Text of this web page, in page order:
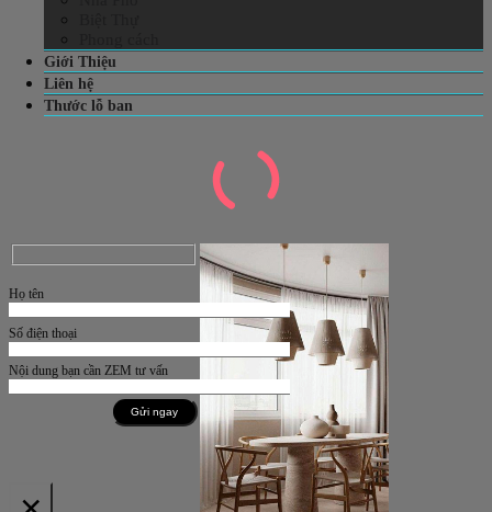
Giới Thiệu
Liên hệ
Thước lỗ ban
Họ tên
Số điện thoại
Nội dung bạn cần ZEM tư vấn